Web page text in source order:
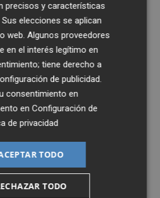
de sus accionistas. Y
, presidente y
que mantiene el control
fundada por
ha logrado hacer
familiar a una
en Alemania,
España, Estados Unidos,
Bajos, Polonia, Reino
SRAILresponde a "un
precisos y características
elecciones se aplican
web. Algunos proveedores
en el interés legítimo en
tiene derecho a
de publicidad.
consentimiento en
enConfiguración de
de privacidad
TODO
TODO